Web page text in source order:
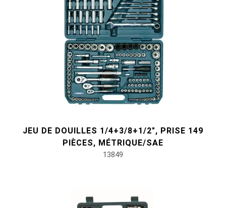
#outils de carrosserie et d'intérieur
#outils de fluides et de lubrification
JEU DE DOUILLES 1/4+3/8+1/2", PRISE 149
PIÈCES, MÉTRIQUE/SAE
13849